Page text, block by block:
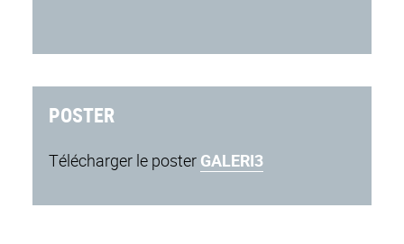
POSTER
Télécharger le poster GALERI3